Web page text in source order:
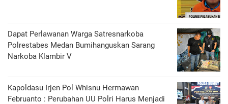
Dapat Perlawanan Warga Satresnarkoba
Polrestabes Medan Bumihanguskan Sarang
Narkoba Klambir V
Kapoldasu Irjen Pol Whisnu Hermawan
Februanto : Perubahan UU Polri Harus Menjadi